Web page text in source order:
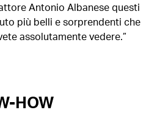
Antonio Albanese questi
più belli e sorprendenti che
assolutamente vedere.”
HOW